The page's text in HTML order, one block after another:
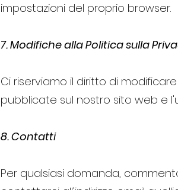
impostazioni del proprio browser.
7. Modifiche alla Politica sulla
Ci riserviamo il diritto di
pubblicate sul nostro sito web e
8. Contatti
Per qualsiasi domanda,